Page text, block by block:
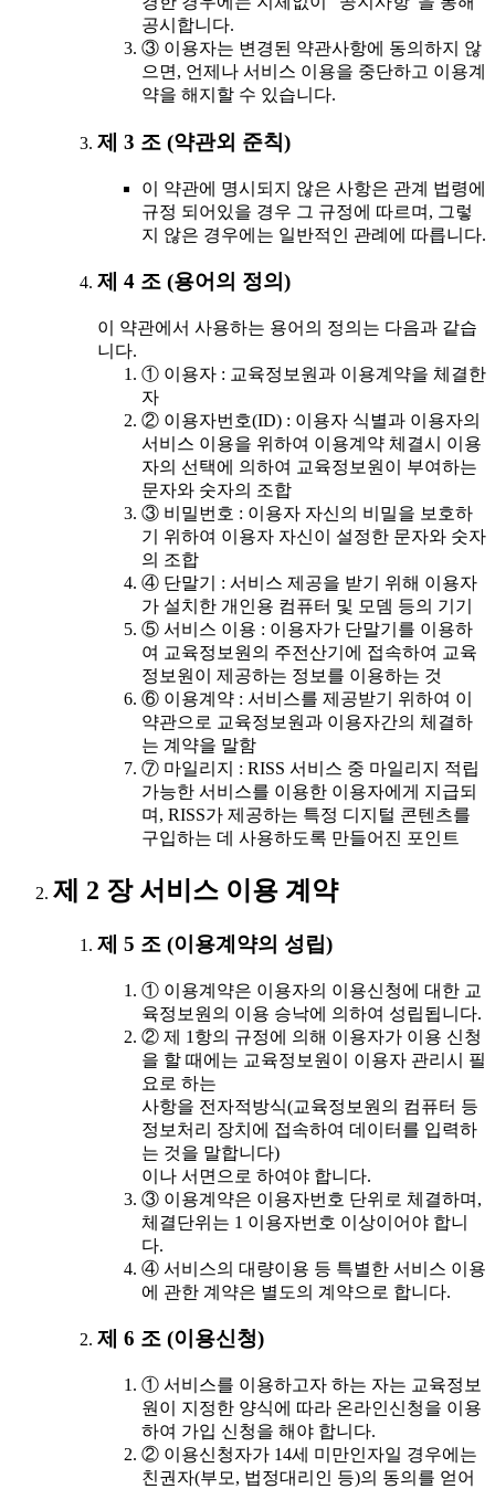
공시합니다.
③ 이용자는 변경된 약관사항에 동의하지 않
으면, 언제나 서비스 이용을 중단하고 이용계
약을 해지할 수 있습니다.
제 3 조 (약관외 준칙)
이 약관에 명시되지 않은 사항은 관계 법령에
규정 되어있을 경우 그 규정에 따르며, 그렇
지 않은 경우에는 일반적인 관례에 따릅니다.
제 4 조 (용어의 정의)
이 약관에서 사용하는 용어의 정의는 다음과 같습
니다.
① 이용자 : 교육정보원과 이용계약을 체결한
자
② 이용자번호(ID) : 이용자 식별과 이용자의
서비스 이용을 위하여 이용계약 체결시 이용
자의 선택에 의하여 교육정보원이 부여하는
문자와 숫자의 조합
③ 비밀번호 : 이용자 자신의 비밀을 보호하
기 위하여 이용자 자신이 설정한 문자와 숫자
의 조합
④ 단말기 : 서비스 제공을 받기 위해 이용자
가 설치한 개인용 컴퓨터 및 모뎀 등의 기기
⑤ 서비스 이용 : 이용자가 단말기를 이용하
여 교육정보원의 주전산기에 접속하여 교육
정보원이 제공하는 정보를 이용하는 것
⑥ 이용계약 : 서비스를 제공받기 위하여 이
약관으로 교육정보원과 이용자간의 체결하
는 계약을 말함
⑦ 마일리지 : RISS 서비스 중 마일리지 적립
가능한 서비스를 이용한 이용자에게 지급되
며, RISS가 제공하는 특정 디지털 콘텐츠를
구입하는 데 사용하도록 만들어진 포인트
제 2 장 서비스 이용 계약
제 5 조 (이용계약의 성립)
① 이용계약은 이용자의 이용신청에 대한 교
육정보원의 이용 승낙에 의하여 성립됩니다.
② 제 1항의 규정에 의해 이용자가 이용 신청
을 할 때에는 교육정보원이 이용자 관리시 필
요로 하는
사항을 전자적방식(교육정보원의 컴퓨터 등
정보처리 장치에 접속하여 데이터를 입력하
는 것을 말합니다)
이나 서면으로 하여야 합니다.
③ 이용계약은 이용자번호 단위로 체결하며,
체결단위는 1 이용자번호 이상이어야 합니
다.
④ 서비스의 대량이용 등 특별한 서비스 이용
에 관한 계약은 별도의 계약으로 합니다.
제 6 조 (이용신청)
① 서비스를 이용하고자 하는 자는 교육정보
원이 지정한 양식에 따라 온라인신청을 이용
하여 가입 신청을 해야 합니다.
② 이용신청자가 14세 미만인자일 경우에는
친권자(부모, 법정대리인 등)의 동의를 얻어